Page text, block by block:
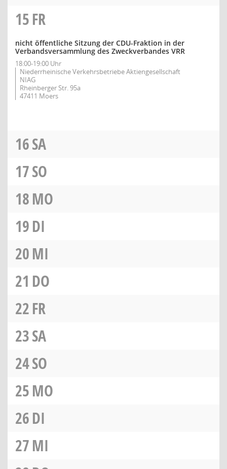
15FR
nicht öffentliche Sitzung der CDU-Fraktion in der
Verbandsversammlung des Zweckverbandes VRR
18:00-19:00 Uhr
Niederrheinische Verkehrsbetriebe Aktiengesellschaft
NIAG
Rheinberger Str. 95a
47411 Moers
16SA
17SO
18MO
19DI
20MI
21 DO
22FR
23SA
24SO
25MO
26DI
27MI